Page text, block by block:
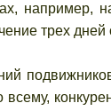
например,
трех
всему,